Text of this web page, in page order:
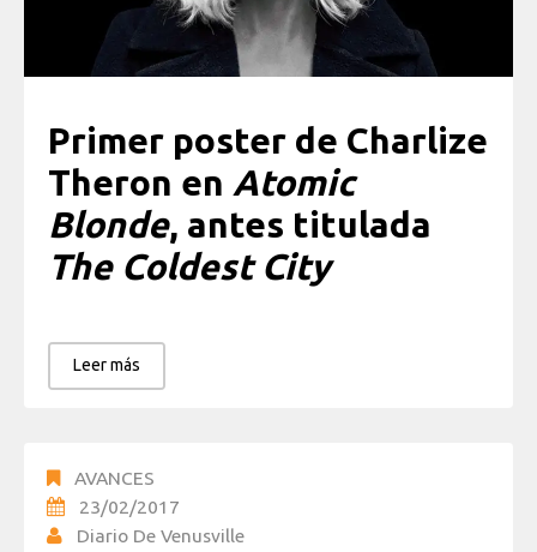
Primer poster de Charlize
Theron en Atomic
Blonde, antes titulada
The Coldest City
Leer más
AVANCES
23/02/2017
Diario De Venusville